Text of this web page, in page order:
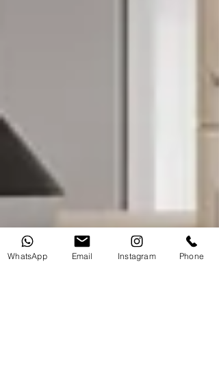
WhatsApp Email Instagram Phone